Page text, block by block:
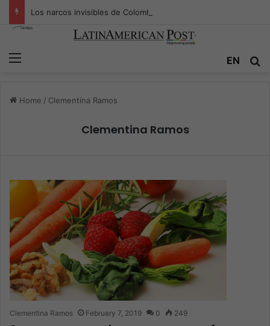
EN
Home / Clementina Ramos
Clementina Ramos
Clementina Ramos February 7, 2019 0 249